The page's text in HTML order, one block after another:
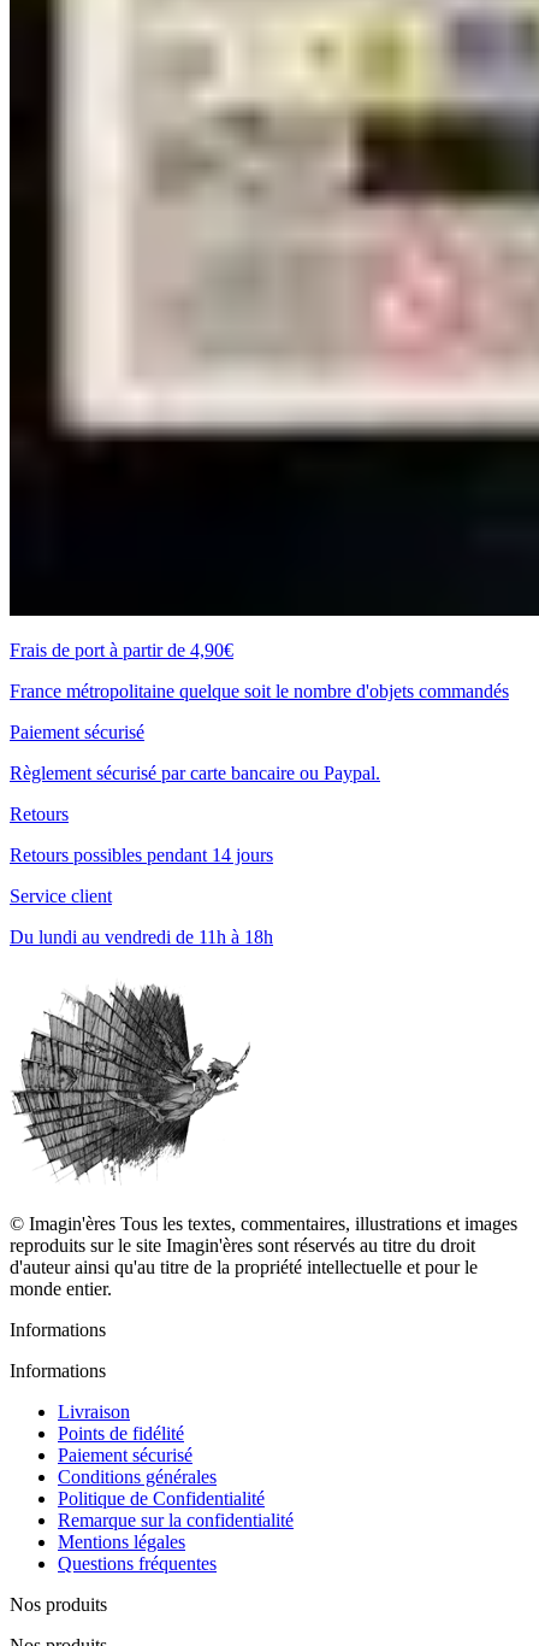
Frais de port à partir de 4,90€
France métropolitaine quelque soit le nombre d'objets commandés
Paiement sécurisé
Règlement sécurisé par carte bancaire ou Paypal.
Retours
Retours possibles pendant 14 jours
Service client
Du lundi au vendredi de 11h à 18h
© Imagin'ères Tous les textes, commentaires, illustrations et images
reproduits sur le site Imagin'ères sont réservés au titre du droit
d'auteur ainsi qu'au titre de la propriété intellectuelle et pour le
monde entier.
Informations
Informations
Livraison
Points de fidélité
Paiement sécurisé
Conditions générales
Politique de Confidentialité
Remarque sur la confidentialité
Mentions légales
Questions fréquentes
Nos produits